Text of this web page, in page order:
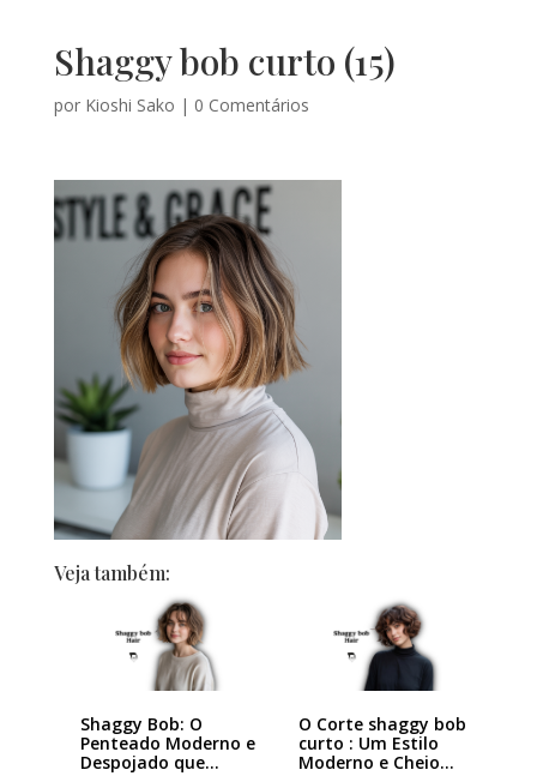
Shaggy bob curto (15)
por Kioshi Sako | 0 Comentários
Veja também:
Shaggy Bob: O
Penteado Moderno e
Despojado que
O Corte shaggy bob
curto : Um Estilo
Moderno e Cheio…